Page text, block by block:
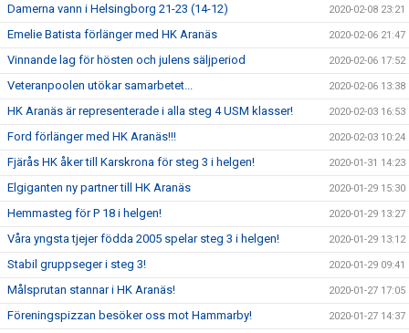
Damerna vann i Helsingborg 21-23 (14-12) 2020-02-08 23:21
Emelie Batista förlänger med HK Aranäs 2020-02-06 21:47
Vinnande lag för hösten och julens säljperiod 2020-02-06 17:52
Veteranpoolen utökar samarbetet... 2020-02-06 13:38
HK Aranäs är representerade i alla steg 4 USM klasser! 2020-02-03 16:53
Ford förlänger med HK Aranäs!!! 2020-02-03 10:24
Fjärås HK åker till Karskrona för steg 3 i helgen! 2020-01-31 14:23
Elgiganten ny partner till HK Aranäs 2020-01-29 15:30
Hemmasteg för P 18 i helgen! 2020-01-29 13:27
Våra yngsta tjejer födda 2005 spelar steg 3 i helgen! 2020-01-29 13:12
Stabil gruppseger i steg 3! 2020-01-29 09:41
Målsprutan stannar i HK Aranäs! 2020-01-27 17:05
Föreningspizzan besöker oss mot Hammarby! 2020-01-27 14:37